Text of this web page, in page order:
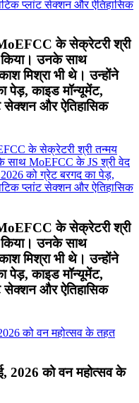
के सेक्रेटरी श्री
किया। उनके साथ
मिश्रा भी थे। उन्होंने
पेड़, काइड मॉन्यूमेंट,
और ऐतिहासिक
के सेक्रेटरी श्री
किया। उनके साथ
मिश्रा भी थे। उन्होंने
पेड़, काइड मॉन्यूमेंट,
और ऐतिहासिक
2026 को वन महोत्सव के